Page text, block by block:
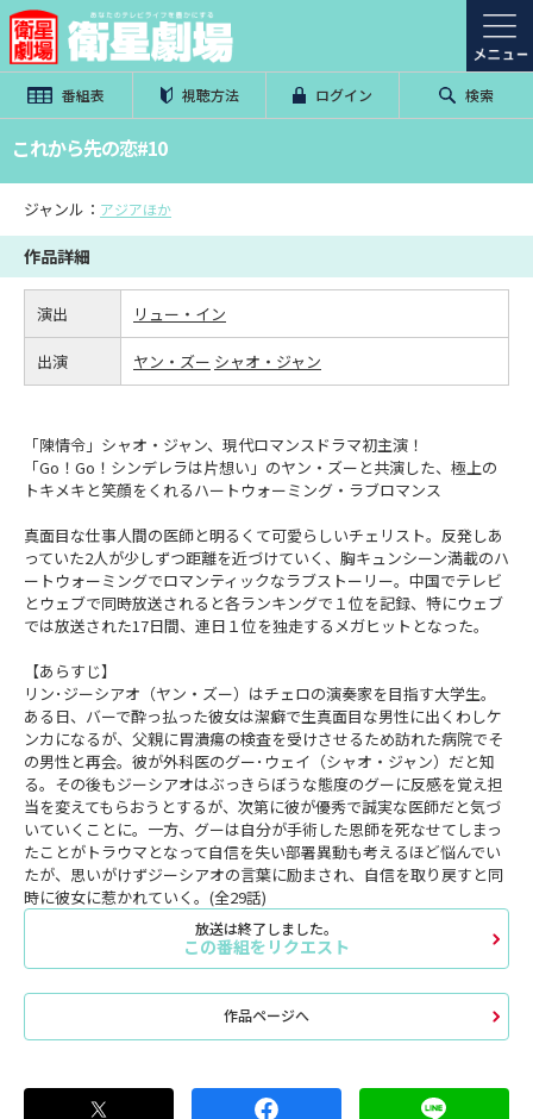
番組表 視聴方法 ログイン 検索
これから先の恋#10
ジャンル： アジアほか
作品詳細
演出 リュー・イン
出演 ヤン・ズー シャオ・ジャン
「陳情令」シャオ・ジャン、現代ロマンスドラマ初主演！
「Go！Go！シンデレラは片想い」のヤン・ズーと共演した、極上の
トキメキと笑顔をくれるハートウォーミング・ラブロマンス
真面目な仕事人間の医師と明るくて可愛らしいチェリスト。反発しあ
っていた2人が少しずつ距離を近づけていく、胸キュンシーン満載のハ
ートウォーミングでロマンティックなラブストーリー。中国でテレビ
とウェブで同時放送されると各ランキングで１位を記録、特にウェブ
では放送された17日間、連日１位を独走するメガヒットとなった。
【あらすじ】
リン･ジーシアオ（ヤン・ズー）はチェロの演奏家を目指す大学生。
ある日、バーで酔っ払った彼女は潔癖で生真面目な男性に出くわしケ
ンカになるが、父親に胃潰瘍の検査を受けさせるため訪れた病院でそ
の男性と再会。彼が外科医のグー･ウェイ（シャオ・ジャン）だと知
る。その後もジーシアオはぶっきらぼうな態度のグーに反感を覚え担
当を変えてもらおうとするが、次第に彼が優秀で誠実な医師だと気づ
いていくことに。一方、グーは自分が手術した恩師を死なせてしまっ
たことがトラウマとなって自信を失い部署異動も考えるほど悩んでい
たが、思いがけずジーシアオの言葉に励まされ、自信を取り戻すと同
時に彼女に惹かれていく。(全29話)
放送は終了しました。
この番組をリクエスト
作品ページへ